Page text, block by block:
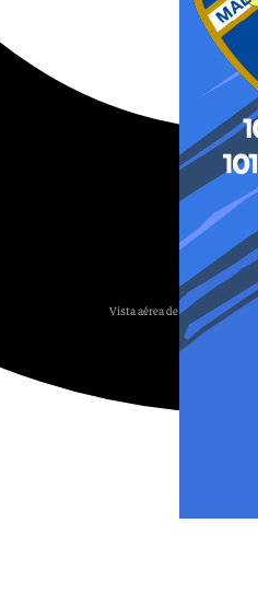
Vista aérea de Puerto Sherry
Europa Press